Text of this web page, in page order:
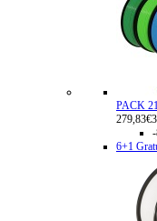
PACK
279,83€
6+1